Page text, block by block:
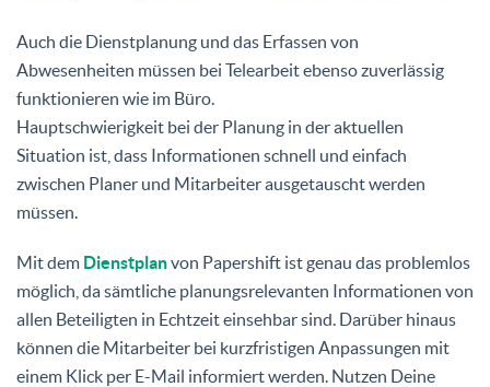
Auch die Dienstplanung und das Erfassen von
Abwesenheiten müssen bei Telearbeit ebenso zuverlässig
funktionieren wie im Büro.
Hauptschwierigkeit bei der Planung in der aktuellen
Situation ist, dass Informationen schnell und einfach
zwischen Planer und Mitarbeiter ausgetauscht werden
müssen.
Mit dem Dienstplanvon Papershift ist genau das problemlos
möglich, da sämtliche planungsrelevanten Informationen von
allen Beteiligten in Echtzeit einsehbar sind. Darüber hinaus
können die Mitarbeiter bei kurzfristigen Anpassungen mit
einem Klick per E-Mail informiert werden. Nutzen Deine